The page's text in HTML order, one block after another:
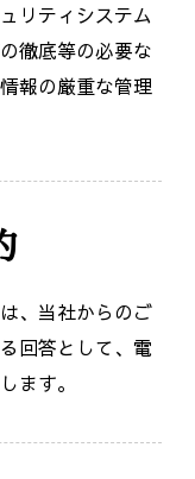
リティシステム
徹底等の必要な
報の厳重な管理
、当社からのご
回答として、電
ます。